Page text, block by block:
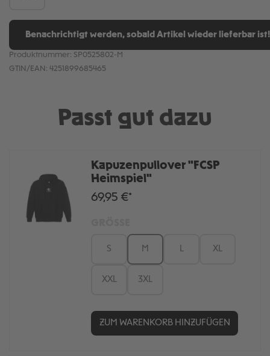
Benachrichtigt werden, sobald Artikel wieder lieferbar ist!
Produktnummer: SP0525802-M
GTIN/EAN: 4251899685465
Passt gut dazu
Kapuzenpullover "FCSP
Heimspiel"
69,95 €*
S M L XL
XXL 3XL
ZUM WARENKORB HINZUFÜGEN